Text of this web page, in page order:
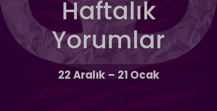
Haftalık
Yorumlar
22 Aralık – 21 Ocak